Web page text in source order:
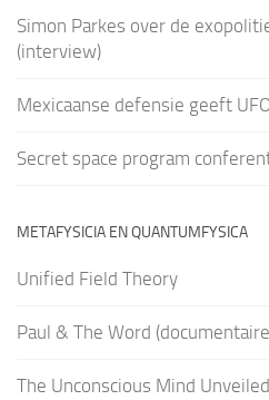
Simon Parkes over de
(interview)
Mexicaanse defensie geeft
Secret space program
METAFYSICIA EN QUANTUMFYSICA
Unified Field Theory
Paul & The Word
The Unconscious Mind